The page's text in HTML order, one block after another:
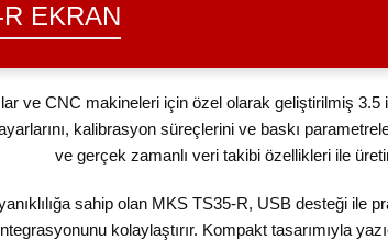
EKRAN
ve CNC makineleri için özel olarak geliştirilmiş
kalibrasyon süreçlerini ve baskı
ve gerçek zamanlı veri takibi özellikleri ile
sahip olan MKS TS35-R, USB desteği ile
kolaylaştırır. Kompakt tasarımıyla